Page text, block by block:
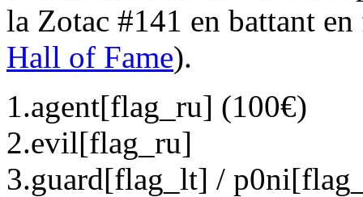
la Zotac #141 en battant
Hall of Fame).
1.agent[flag_ru] (100€)
2.evil[flag_ru]
3.guard[flag_lt] /